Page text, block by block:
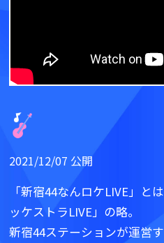
2021/12/07 公開
「新宿44なんロケLIVE」と
ッケストラLIVE」の略。
新宿44ステーションが運営